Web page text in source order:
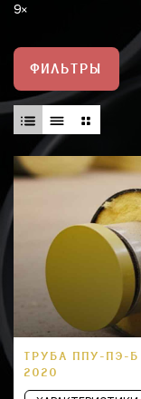
9
ФИЛЬТРЫ
ТРУБА ППУ-ПЭ-Б
2020